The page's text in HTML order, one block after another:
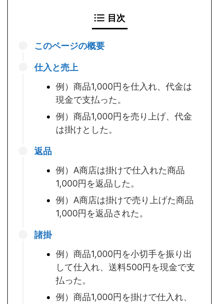
目次
このページの概要
仕入と売上
例）商品1,000円を仕入れ、代金は
現金で支払った。
例）商品1,000円を売り上げ、代金
は掛けとした。
返品
例）A商店は掛けで仕入れた商品
1,000円を返品した。
例）A商店は掛けで売り上げた商品
1,000円を返品された。
諸掛
例）商品1,000円を小切手を振り出
して仕入れ、送料500円を現金で支
払った。
例）商品1,000円を掛けで仕入れ、